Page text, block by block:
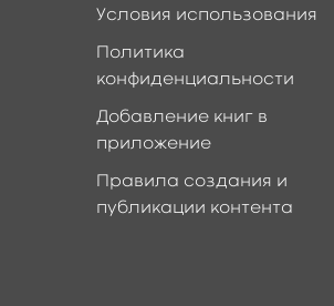
Условия использования
Политика
конфиденциальности
Добавление книг в
приложение
Правила создания и
публикации контента